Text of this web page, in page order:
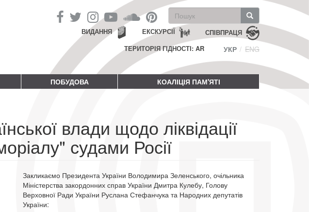
Пошукова
форма
Пошук СПІВПРАЦЯ
ЕКСКУРСІЇ
ВИДАННЯ
ТЕРИТОРІЯ ГІДНОСТІ: AR
УКР ENG
ПОБУДОВА КОАЛІЦІЯ ПАМ'ЯТІ
влади щодо ліквідації
судами Росії
Закликаємо Президента України Володимира Зеленського, очільника
Міністерства закордонних справ України Дмитра Кулебу, Голову
Верховної Ради України Руслана Стефанчука та Народних депутатів
України: